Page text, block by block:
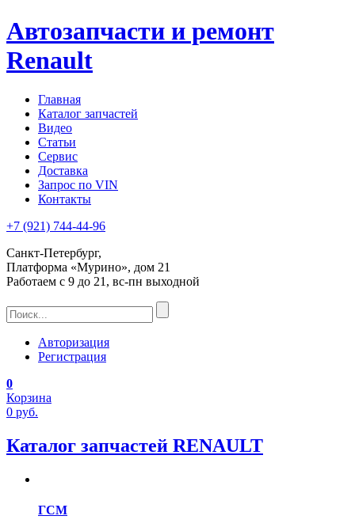
Автозапчасти и ремонт
Renault
Главная
Каталог запчастей
Видео
Статьи
Сервис
Доставка
Запрос по VIN
Контакты
+7 (921) 744-44-96
Санкт-Петербург,
Платформа «Мурино», дом 21
Работаем с 9 до 21, вс-пн выходной
Авторизация
Регистрация
0
Корзина
0 руб.
Каталог запчастей RENAULT
ГСМ